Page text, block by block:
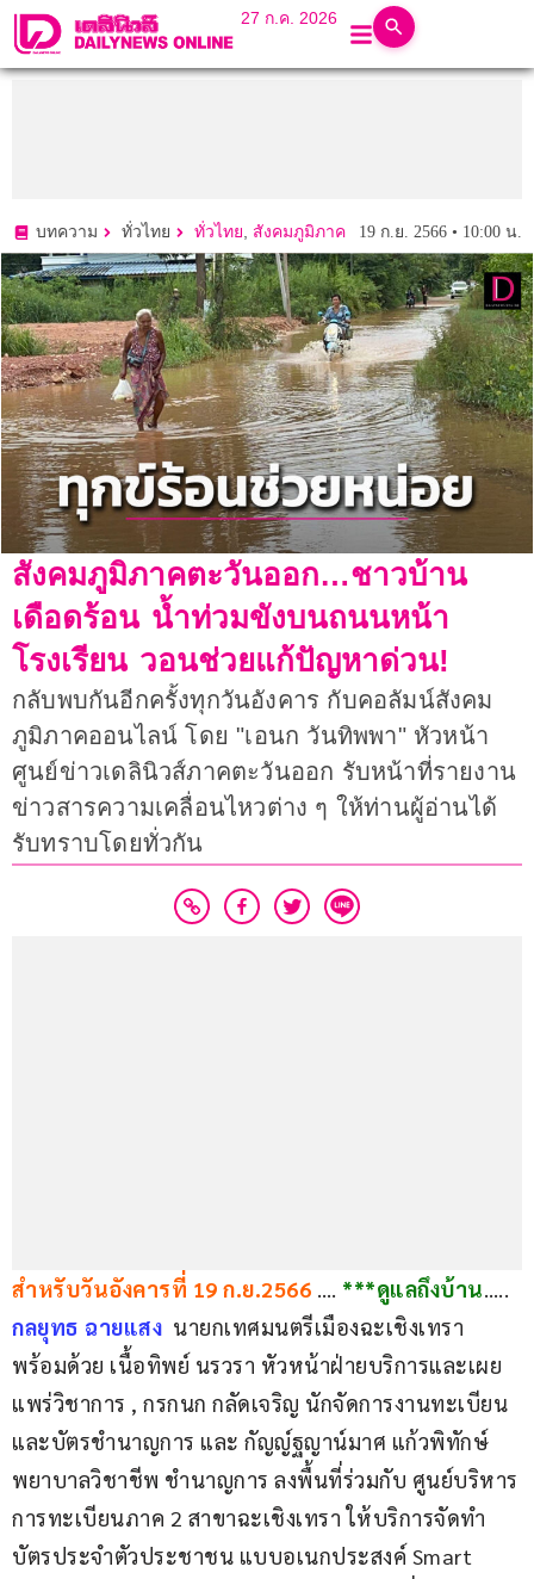
27 ก.ค. 2026
บทความ ทั่วไทย ทั่วไทย, สังคมภูมิภาค 19 ก.ย. 2566 • 10:00 น.
สังคมภูมิภาคตะวันออก…ชาวบ้าน
เดือดร้อน น้ำท่วมขังบนถนนหน้า
โรงเรียน วอนช่วยแก้ปัญหาด่วน!
กลับพบกันอีกครั้งทุกวันอังคาร กับคอลัมน์สังคม
ภูมิภาคออนไลน์ โดย "เอนก วันทิพพา" หัวหน้า
ศูนย์ข่าวเดลินิวส์ภาคตะวันออก รับหน้าที่รายงาน
ข่าวสารความเคลื่อนไหวต่าง ๆ ให้ท่านผู้อ่านได้
รับทราบโดยทั่วกัน
สำหรับวันอังคารที่ 19 ก.ย.2566 …. ***ดูแลถึงบ้าน…..
กลยุทธ ฉายแสง นายกเทศมนตรีเมืองฉะเชิงเทรา
พร้อมด้วย เนื้อทิพย์ นรวรา หัวหน้าฝ่ายบริการและเผย
แพร่วิชาการ , กรกนก กลัดเจริญ นักจัดการงานทะเบียน
และบัตรชำนาญการ และ กัญญ์ฐญาน์มาศ แก้วพิทักษ์
พยาบาลวิชาชีพ ชำนาญการ ลงพื้นที่ร่วมกับ ศูนย์บริหาร
การทะเบียนภาค 2 สาขาฉะเชิงเทรา ให้บริการจัดทำ
บัตรประจำตัวประชาชน แบบอเนกประสงค์ Smart